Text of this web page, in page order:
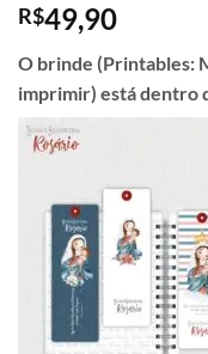
R$49,90
O brinde (Printables:
imprimir) está dentro